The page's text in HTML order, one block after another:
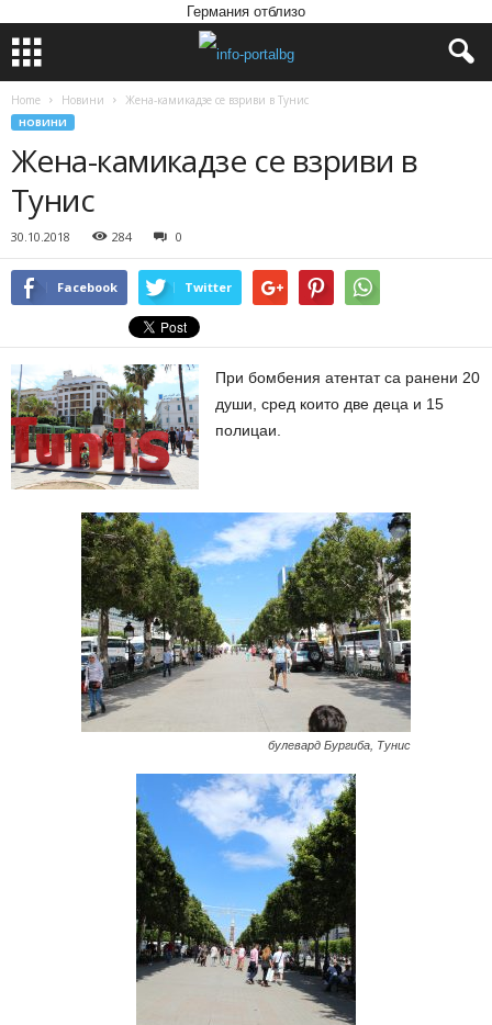
Германия отблизо
Home Новини Жена-камикадзе се взриви в Тунис
НОВИНИ
Жена-камикадзе се взриви в
Тунис
30.10.2018 284 0
Facebook Twitter
При бомбения атентат са ранени 20
души, сред които две деца и 15
полицаи.
булевард Бургиба, Тунис